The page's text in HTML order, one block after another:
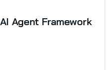
Agent Framework